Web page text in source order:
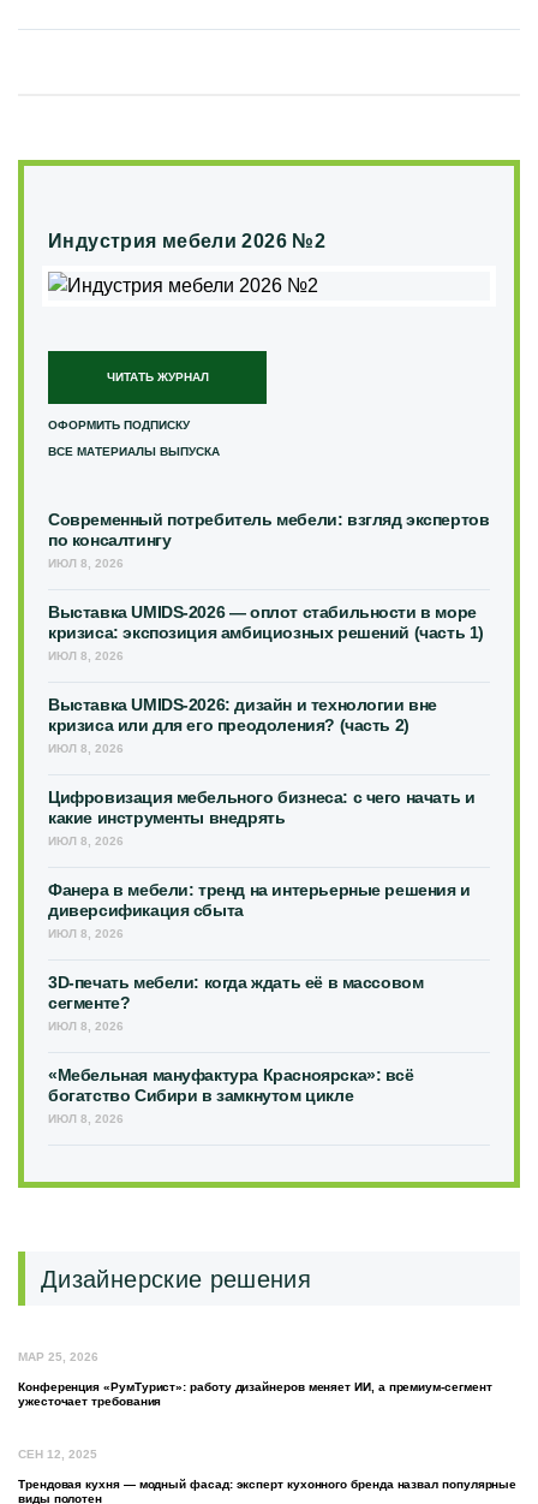
Индустрия мебели 2026 №2
ЧИТАТЬ ЖУРНАЛ
ОФОРМИТЬ ПОДПИСКУ
ВСЕ МАТЕРИАЛЫ ВЫПУСКА
Современный потребитель мебели: взгляд экспертов
по консалтингу
ИЮЛ 8, 2026
Выставка UMIDS-2026 — оплот стабильности в море
кризиса: экспозиция амбициозных решений (часть 1)
ИЮЛ 8, 2026
Выставка UMIDS-2026: дизайн и технологии вне
кризиса или для его преодоления? (часть 2)
ИЮЛ 8, 2026
Цифровизация мебельного бизнеса: с чего начать и
какие инструменты внедрять
ИЮЛ 8, 2026
Фанера в мебели: тренд на интерьерные решения и
диверсификация сбыта
ИЮЛ 8, 2026
3D-печать мебели: когда ждать её в массовом
сегменте?
ИЮЛ 8, 2026
«Мебельная мануфактура Красноярска»: всё
богатство Сибири в замкнутом цикле
ИЮЛ 8, 2026
Дизайнерские решения
МАР 25, 2026
Конференция «РумТурист»: работу дизайнеров меняет ИИ, а премиум-сегмент
ужесточает требования
СЕН 12, 2025
Трендовая кухня — модный фасад: эксперт кухонного бренда назвал популярные
виды полотен